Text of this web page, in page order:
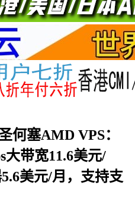
何塞AMD VPS：
大带宽11.6美元/
美元/月，支持支